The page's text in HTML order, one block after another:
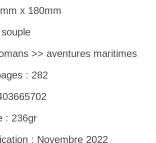
x 180mm
>> aventures maritimes
: 282
: 236gr
: Novembre 2022